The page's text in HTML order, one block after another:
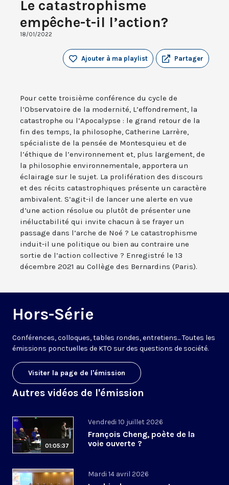
Le catastrophisme
empêche-t-il l’action?
18/01/2022
Partager
Ajouter à ma playlist
Pour cette troisième conférence du cycle de
l’Observatoire de la modernité, L’effondrement, la
catastrophe ou l’Apocalypse : le grand retour de la
fin des temps, la philosophe, Catherine Larrère,
spécialiste de la pensée de Montesquieu et de
l’éthique de l’environnement et, plus largement, de
la philosophie environnementale, apportera un
éclairage sur le sujet. La prolifération des discours
et des récits catastrophiques présente un caractère
ambivalent. S’agit-il de lancer une alerte en vue
d’une action résolue ou plutôt de présenter une
inéluctabilité qui invite chacun à se frayer un
passage dans l’arche de Noé ? Le catastrophisme
induit-il une politique ou bien au contraire une
sortie de l’action collective ? Enregistré le 13
décembre 2021 au Collège des Bernardins (Paris).
Hors-Série
Conférences, colloques, tables rondes, entretiens... Toutes les
émissions ponctuelles de KTO sur des questions de société.
Visiter la page de l'émission
Autres vidéos de l'émission
01:05:37
Vendredi 10 juillet 2026
François Cheng, poète de la
voie ouverte ?
Mardi 14 avril 2026